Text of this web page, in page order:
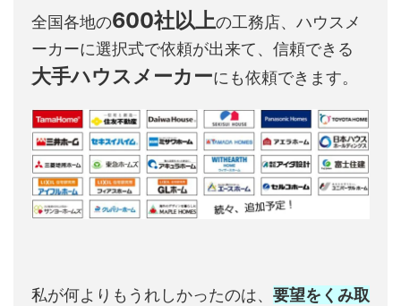
全国各地の600社以上の工務店、ハウスメ
ーカーに選択式で依頼が出来て、信頼できる
大手ハウスメーカーにも依頼できます。
私が何よりもうれしかったのは、 要望をくみ取